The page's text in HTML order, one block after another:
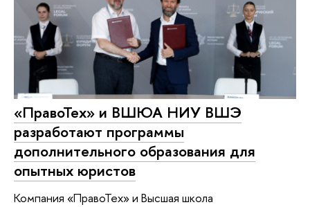
«ПравоТех» и ВШЮА НИУ ВШЭ
разработают программы
дополнительного образования для
опытных юристов
Компания «ПравоТех» и Высшая школа